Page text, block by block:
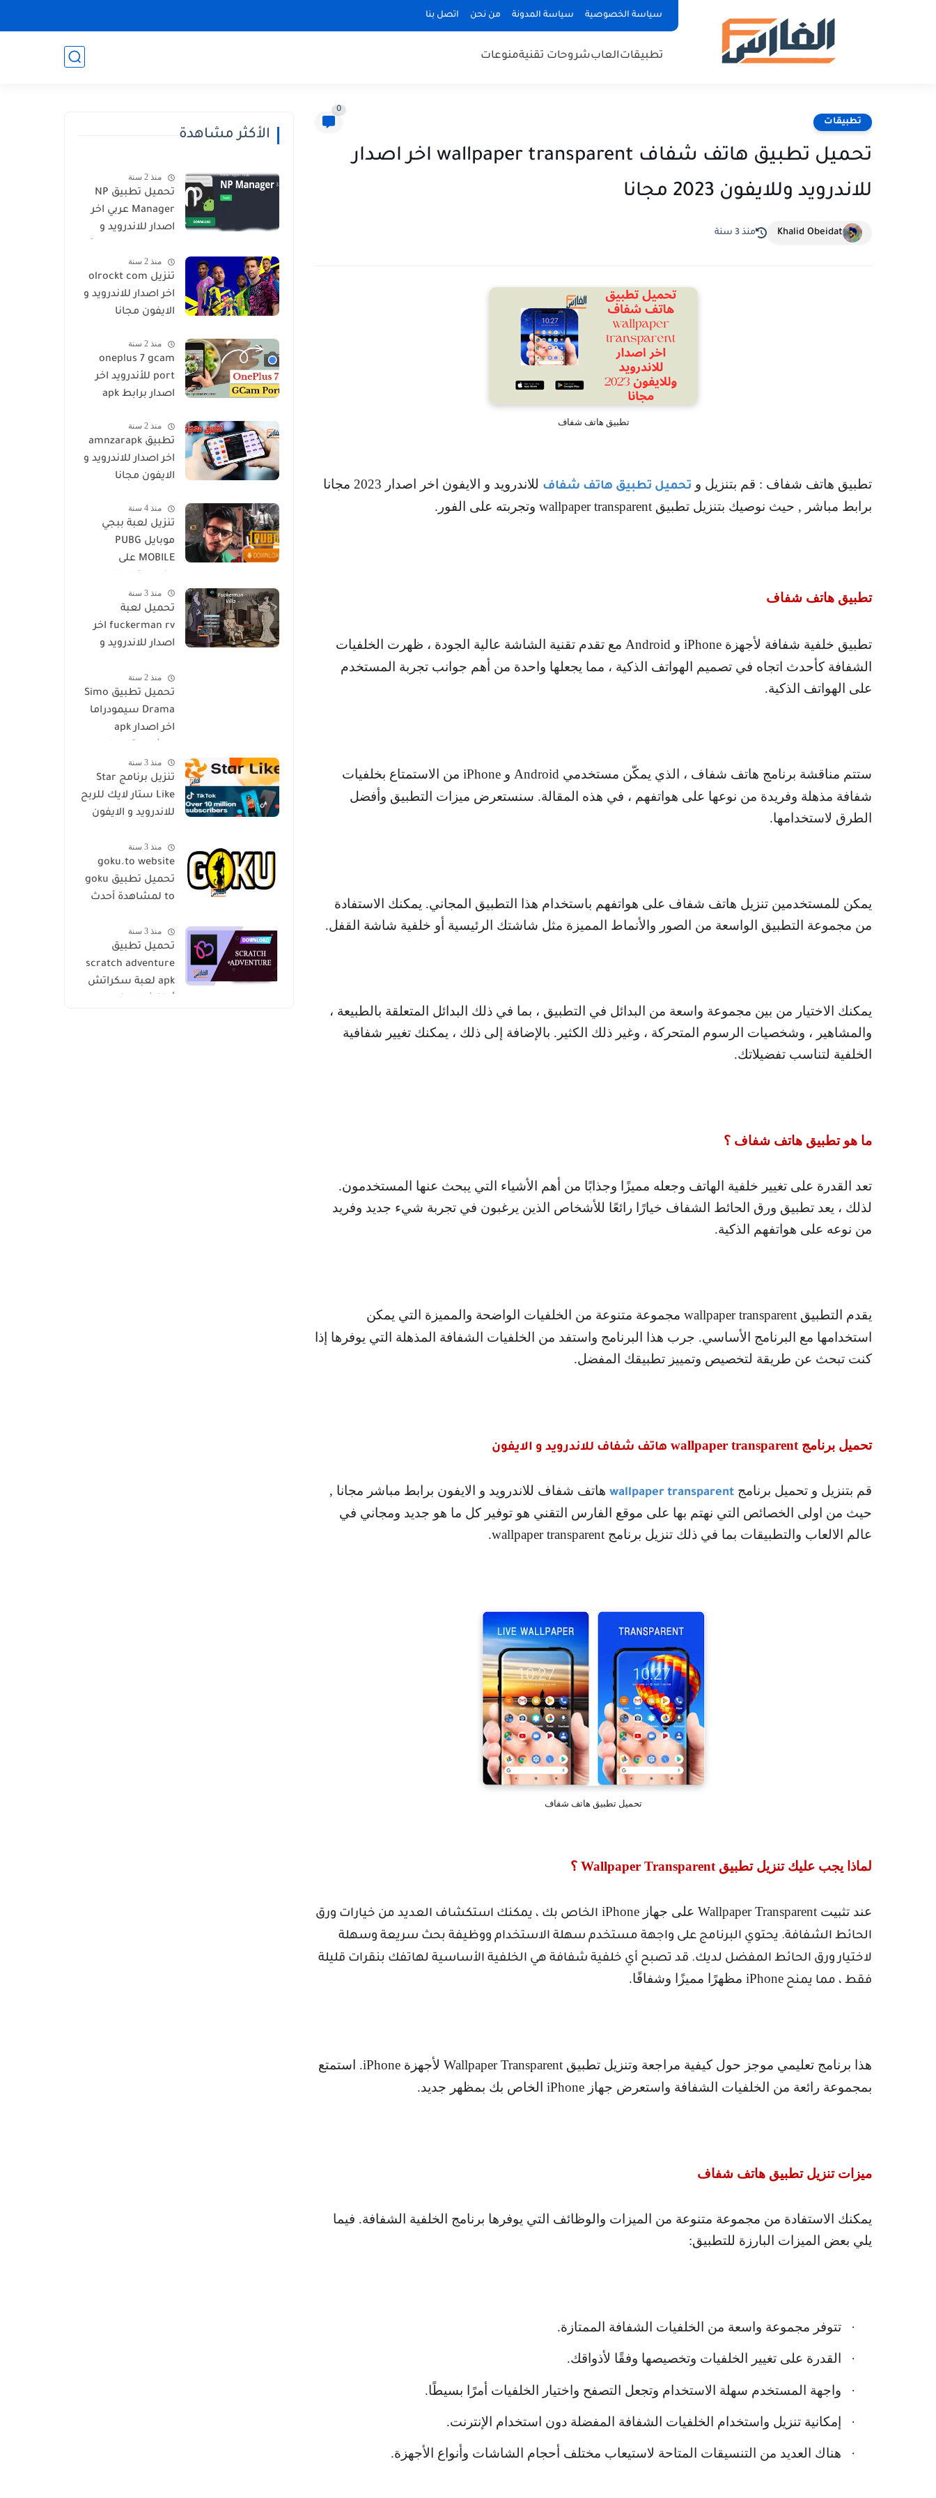
سياسة الخصوصية سياسة المدونة من نحن اتصل بنا
تطبيقاتالعابشروحات تقنيةمنوعات
تطبيقات
0
تحميل تطبيق هاتف شفاف wallpaper transparent اخر اصدار
للاندرويد وللايفون 2023 مجانا
Khalid Obeidat منذ 3 سنة
تطبيق هاتف شفاف
تطبيق هاتف شفاف : قم بتنزيل و تحميل تطبيق هاتف شفاف
للاندرويد و الايفون اخر اصدار 2023 مجانا
برابط مباشر , حيث نوصيك بتنزيل تطبيق wallpaper transparent وتجربته على الفور.
تطبيق هاتف شفاف
تطبيق خلفية شفافة لأجهزة iPhone و Android مع تقدم تقنية الشاشة عالية الجودة ، ظهرت الخلفيات
الشفافة كأحدث اتجاه في تصميم الهواتف الذكية ، مما يجعلها واحدة من أهم جوانب تجربة المستخدم
على الهواتف الذكية.
ستتم مناقشة برنامج هاتف شفاف ، الذي يمكّن مستخدمي Android و iPhone من الاستمتاع بخلفيات
شفافة مذهلة وفريدة من نوعها على هواتفهم ، في هذه المقالة. سنستعرض ميزات التطبيق وأفضل
الطرق لاستخدامها.
يمكن للمستخدمين تنزيل هاتف شفاف على هواتفهم باستخدام هذا التطبيق المجاني. يمكنك الاستفادة
من مجموعة التطبيق الواسعة من الصور والأنماط المميزة مثل شاشتك الرئيسية أو خلفية شاشة القفل.
يمكنك الاختيار من بين مجموعة واسعة من البدائل في التطبيق ، بما في ذلك البدائل المتعلقة بالطبيعة ،
والمشاهير ، وشخصيات الرسوم المتحركة ، وغير ذلك الكثير. بالإضافة إلى ذلك ، يمكنك تغيير شفافية
الخلفية لتناسب تفضيلاتك.
ما هو تطبيق هاتف شفاف ؟
تعد القدرة على تغيير خلفية الهاتف وجعله مميزًا وجذابًا من أهم الأشياء التي يبحث عنها المستخدمون.
لذلك ، يعد تطبيق ورق الحائط الشفاف خيارًا رائعًا للأشخاص الذين يرغبون في تجربة شيء جديد وفريد
من نوعه على هواتفهم الذكية.
يقدم التطبيق wallpaper transparent مجموعة متنوعة من الخلفيات الواضحة والمميزة التي يمكن
استخدامها مع البرنامج الأساسي. جرب هذا البرنامج واستفد من الخلفيات الشفافة المذهلة التي يوفرها إذا
كنت تبحث عن طريقة لتخصيص وتمييز تطبيقك المفضل.
تحميل برنامج wallpaper transparent هاتف شفاف للاندرويد و الايفون
قم بتنزيل و تحميل برنامج wallpaper transparent هاتف شفاف للاندرويد و الايفون برابط مباشر مجانا ,
حيث من اولى الخصائص التي نهتم بها على موقع الفارس التقني هو توفير كل ما هو جديد ومجاني في
عالم الالعاب والتطبيقات بما في ذلك تنزيل برنامج wallpaper transparent
.
تحميل تطبيق هاتف شفاف
لماذا يجب عليك تنزيل تطبيق Wallpaper Transparent ؟
عند تثبيت Wallpaper Transparent على جهاز iPhone الخاص بك ، يمكنك استكشاف العديد من خيارات ورق
الحائط الشفافة. يحتوي البرنامج على واجهة مستخدم سهلة الاستخدام ووظيفة بحث سريعة وسهلة
لاختيار ورق الحائط المفضل لديك. قد تصبح أي خلفية شفافة هي الخلفية الأساسية لهاتفك بنقرات قليلة
فقط ، مما يمنح iPhone مظهرًا مميزًا وشفافًا.
هذا برنامج تعليمي موجز حول كيفية مراجعة وتنزيل تطبيق Wallpaper Transparent لأجهزة iPhone. استمتع
بمجموعة رائعة من الخلفيات الشفافة واستعرض جهاز iPhone الخاص بك بمظهر جديد.
ميزات تنزيل تطبيق هاتف شفاف
يمكنك الاستفادة من مجموعة متنوعة من الميزات والوظائف التي يوفرها برنامج الخلفية الشفافة. فيما
يلي بعض الميزات البارزة للتطبيق:
· تتوفر مجموعة واسعة من الخلفيات الشفافة الممتازة.
· القدرة على تغيير الخلفيات وتخصيصها وفقًا لأذواقك.
· واجهة المستخدم سهلة الاستخدام وتجعل التصفح واختيار الخلفيات أمرًا بسيطًا.
· إمكانية تنزيل واستخدام الخلفيات الشفافة المفضلة دون استخدام الإنترنت.
· هناك العديد من التنسيقات المتاحة لاستيعاب مختلف أحجام الشاشات وأنواع الأجهزة.
الأكثر مشاهدة
منذ 2 سنة
تحميل تطبيق NP
Manager عربي اخر
اصدار للاندرويد و
منذ 2 سنة
تنزيل olrockt com
اخر اصدار للاندرويد و
الايفون مجانا
منذ 2 سنة
oneplus 7 gcam
port للأندرويد اخر
اصدار برابط apk
منذ 2 سنة
تطبيق amnzarapk
اخر اصدار للاندرويد و
الايفون مجانا
منذ 4 سنة
تنزيل لعبة ببجي
موبايل PUBG
MOBILE على
توب مجانا
منذ 3 سنة
تحميل لعبة
fuckerman rv اخر
اصدار للاندرويد و
منذ 2 سنة
تحميل تطبيق Simo
Drama سيمودراما
اخر اصدار apk
العالمية مجانا
منذ 3 سنة
تنزيل برنامج Star
Like ستار لايك للربح
للاندرويد و الايفون
منذ 3 سنة
goku.to website
تحميل تطبيق goku
to لمشاهدة أحدث
الأفلام
منذ 3 سنة
تحميل تطبيق
scratch adventure
apk لعبة سكراتش